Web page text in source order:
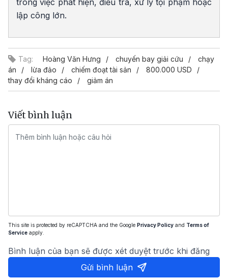
trong việc phát hiện, điều tra, xử lý tội phạm hoặc
lập công lớn.
Tag: Hoàng Văn Hưng chuyến bay giải cứu
chạy
án
lừa đảo chiếm đoạt tài sản
800.000 USD
thay đổi kháng cáo
giảm án
Viết bình luận
This site is protected by reCAPTCHA and the Google Privacy Policy and Terms of
Service apply.
Bình luận của bạn sẽ được xét duyệt trước khi đăng
Gửi bình luận